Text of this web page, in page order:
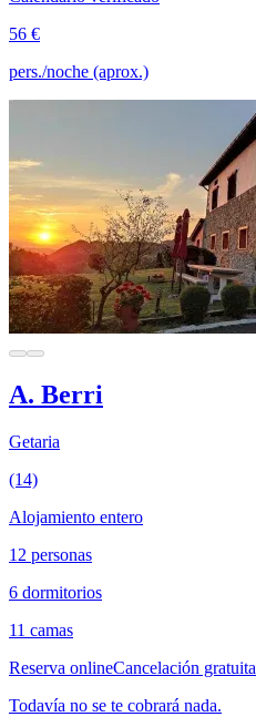
56 €
pers./noche (aprox.)
A. Berri
Getaria
(14)
Alojamiento entero
12 personas
6 dormitorios
11 camas
Reserva onlineCancelación gratuita
Todavía no se te cobrará nada.